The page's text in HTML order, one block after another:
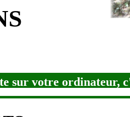
votre ordinateur,